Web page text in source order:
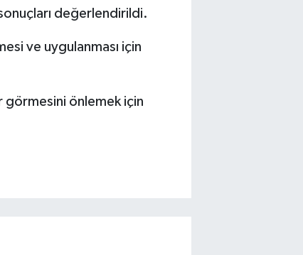
değerlendirildi.
ve uygulanması için
görmesini önlemek için